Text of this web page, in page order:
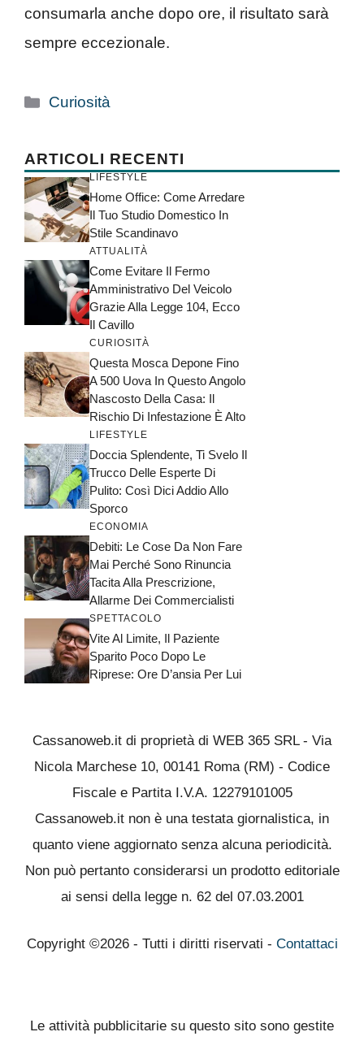
consumarla anche dopo ore, il risultato sarà
sempre eccezionale.
Categorie
Curiosità
ARTICOLI RECENTI
LIFESTYLE
Home Office: Come Arredare
Il Tuo Studio Domestico In
Stile Scandinavo
ATTUALITÀ
Come Evitare Il Fermo
Amministrativo Del Veicolo
Grazie Alla Legge 104, Ecco
Il Cavillo
CURIOSITÀ
Questa Mosca Depone Fino
A 500 Uova In Questo Angolo
Nascosto Della Casa: Il
Rischio Di Infestazione È Alto
LIFESTYLE
Doccia Splendente, Ti Svelo Il
Trucco Delle Esperte Di
Pulito: Così Dici Addio Allo
Sporco
ECONOMIA
Debiti: Le Cose Da Non Fare
Mai Perché Sono Rinuncia
Tacita Alla Prescrizione,
Allarme Dei Commercialisti
SPETTACOLO
Vite Al Limite, Il Paziente
Sparito Poco Dopo Le
Riprese: Ore D’ansia Per Lui
Cassanoweb.it di proprietà di WEB 365 SRL - Via
Nicola Marchese 10, 00141 Roma (RM) - Codice
Fiscale e Partita I.V.A. 12279101005
Cassanoweb.it non è una testata giornalistica, in
quanto viene aggiornato senza alcuna periodicità.
Non può pertanto considerarsi un prodotto editoriale
ai sensi della legge n. 62 del 07.03.2001
Copyright ©2026 - Tutti i diritti riservati - Contattaci
Le attività pubblicitarie su questo sito sono gestite